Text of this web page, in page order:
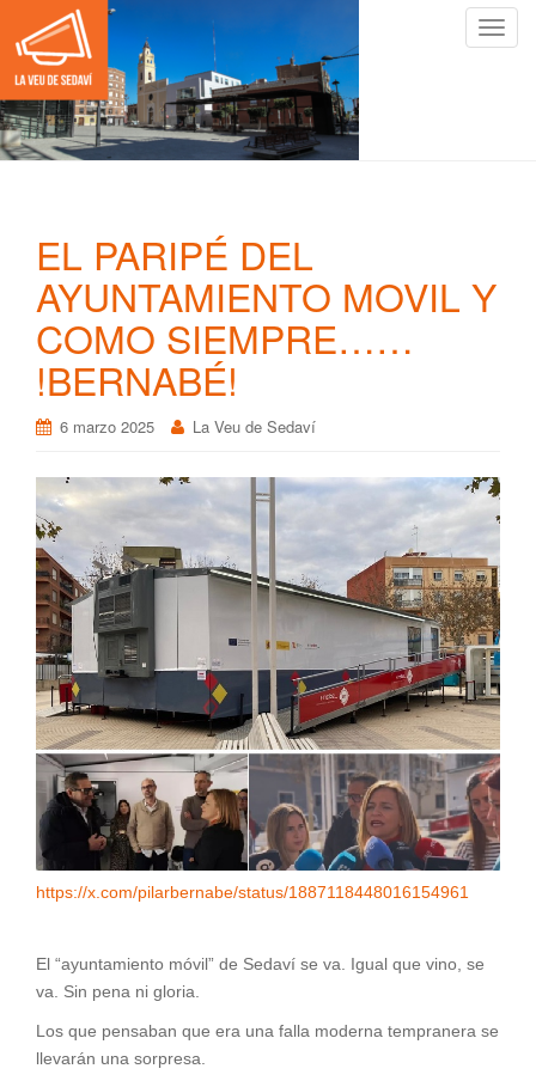
C
v
n
EL PARIPÉ DEL
AYUNTAMIENTO MOVIL Y
COMO SIEMPRE……
!BERNABÉ!
6 marzo 2025 La Veu de Sedaví
https://x.com/pilarbernabe/status/1887118448016154961
El “ayuntamiento móvil” de Sedaví se va. Igual que vino, se
va. Sin pena ni gloria.
Los que pensaban que era una falla moderna tempranera se
llevarán una sorpresa.